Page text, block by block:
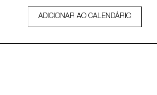
ADICIONAR AO CALENDÁRIO